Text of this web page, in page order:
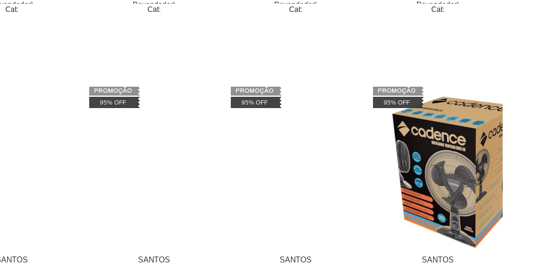
Cat:
Revendedor)
Cat:
Revendedor)
Cat:
Revendedor)
Cat:
95% OFF
SANTOS
95% OFF
SANTOS
95% OFF
SANTOS